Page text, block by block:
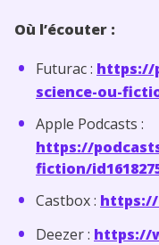
Où l’écouter :
Futurac : https://
science-ou-
Apple Podcasts :
https://
fiction/
Castbox : https://
Deezer : https://